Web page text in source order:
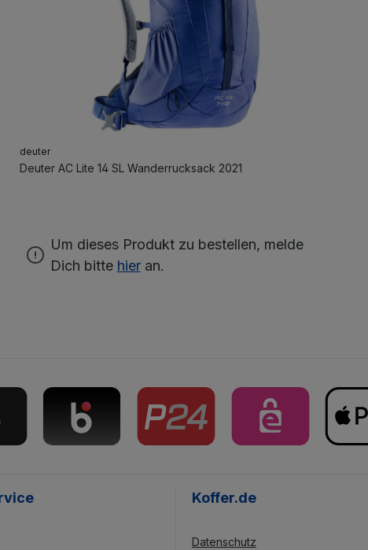
deuter
Deuter AC Lite 14 SL Wanderrucksack 2021
Um dieses Produkt zu bestellen, melde
Dich bitte hieran.
Koffer.de
Datenschutz